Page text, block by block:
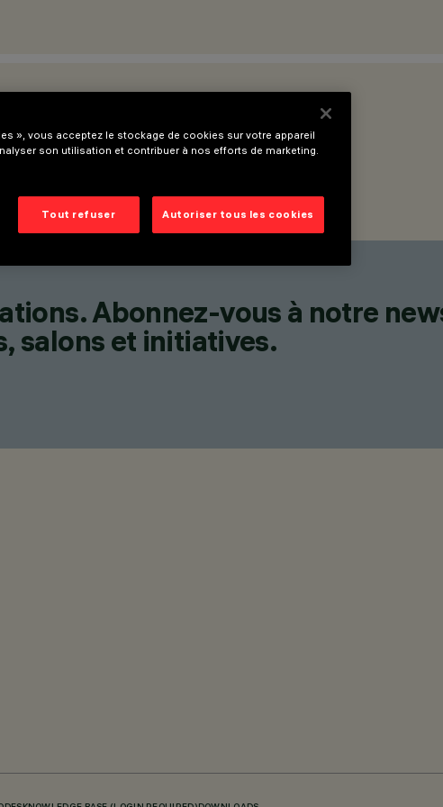
Abonnez-vous à notre
salons et initiatives.
», vous acceptez le stockage de cookies sur votre appareil
son utilisation et contribuer à nos efforts de marketing.
Tout refuser Autoriser tous les cookies